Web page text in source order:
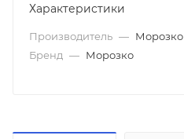
Характеристики
Производитель — Морозко
Бренд — Морозко